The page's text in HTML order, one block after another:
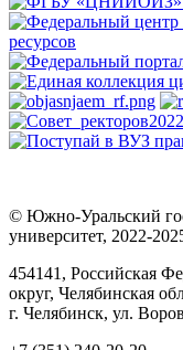
© Южно-Уральский
университет, 2022-
454141, Российская
округ, Челябинская
г. Челябинск, ул.